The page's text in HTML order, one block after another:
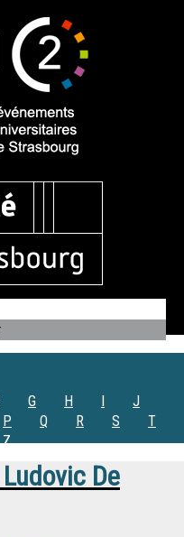
G H I
J
P Q R S
T
Z
Ludovic De